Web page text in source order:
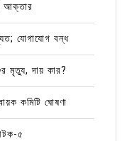
আক্তার
যোগাযোগ বন্ধ
মৃত্যু, দায় কার?
কমিটি ঘোষণা
৫